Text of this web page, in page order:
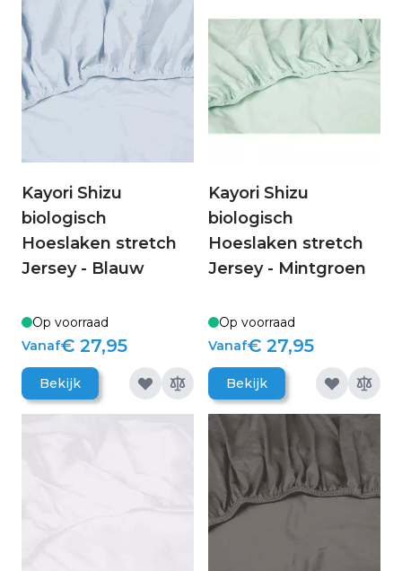
Initiative (BSCI) om te kunnen garanderen dat al
hun producten aan deze doelen voldoen.
Kayori Shizu
biologisch
Hoeslaken stretch
Jersey - Blauw
Op voorraad
Vanaf€ 27,95
Bekijk
Kayori Shizu
biologisch
Hoeslaken stretch
Jersey - Mintgroen
Op voorraad
Vanaf€ 27,95
Bekijk